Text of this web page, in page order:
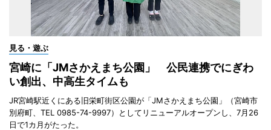
見る・遊ぶ
宮崎に「JMさかえまち公園」 公民連携でにぎわ
い創出、中高生タイムも
JR宮崎駅近くにある旧栄町街区公園が「JMさかえまち公園」（宮崎市
別府町、TEL 0985-74-9997）としてリニューアルオープンし、7月26
日で1カ月がたった。